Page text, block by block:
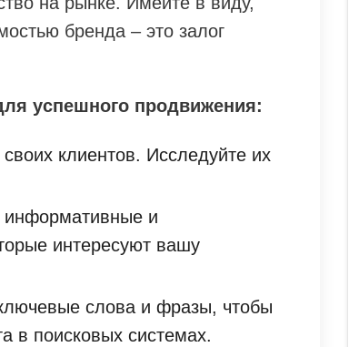
бренда – это залог
успешного продвижения:
клиентов. Исследуйте их
информативные и
интересуют вашу
слова и фразы, чтобы
в поисковых системах.